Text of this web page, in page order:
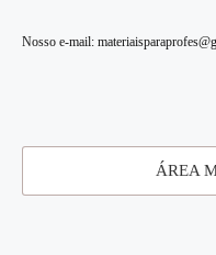
Nosso e-mail:
ÁREA